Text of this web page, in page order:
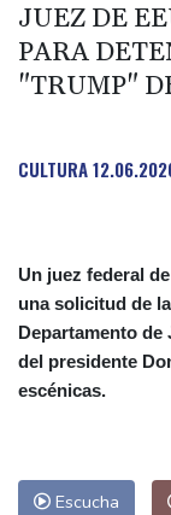
ataques en una
La OMS propone
otra cepa del
en medio de la
JUEZ DE
PARA
"TRUMP"
CULTURA
Un juez federal
una solicitud de
Departamento
del presidente
escénicas.
Escucha